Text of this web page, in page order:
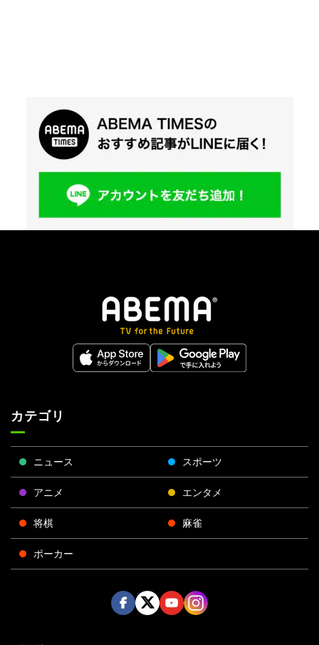
カテゴリ
ニュース スポーツ
アニメ エンタメ
将棋 麻雀
ポーカー